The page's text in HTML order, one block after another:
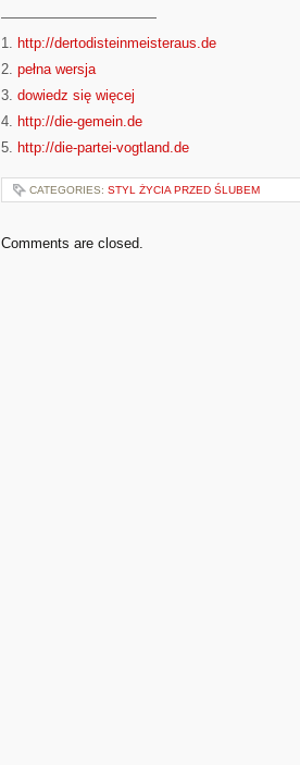
———————————
1. http://dertodisteinmeisteraus.de
2. pełna wersja
3. dowiedz się więcej
4. http://die-gemein.de
5. http://die-partei-vogtland.de
CATEGORIES: STYL ŻYCIA PRZED ŚLUBEM
Comments are closed.